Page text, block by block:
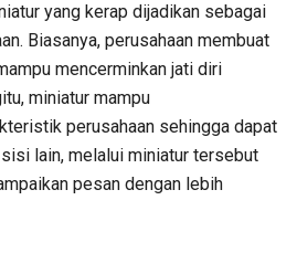
yang kerap dijadikan sebagai
Biasanya, perusahaan membuat
mencerminkan jati diri
miniatur mampu
perusahaan sehingga dapat
lain, melalui miniatur tersebut
pesan dengan lebih